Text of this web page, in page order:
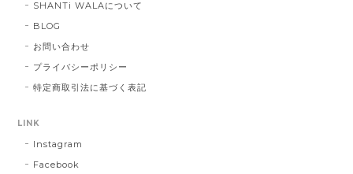
SHANTi WALAについて
BLOG
お問い合わせ
プライバシーポリシー
特定商取引法に基づく表記
LINK
Instagram
Facebook